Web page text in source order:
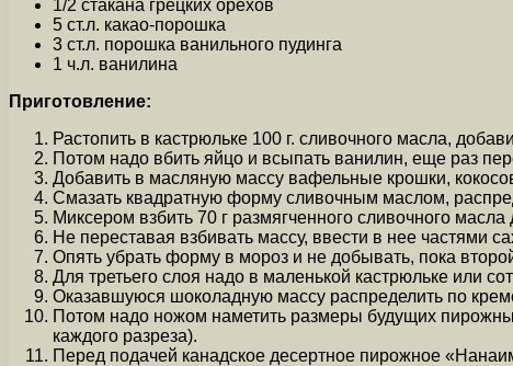
1/2 стакана грецких орехов
5 ст.л. какао-порошка
3 ст.л. порошка ванильного пудинга
1 ч.л. ванилина
Приготовление:
Растопить в кастрюльке 100 г. сливочного масла,
Потом надо вбить яйцо и всыпать ванилин, еще раз
Добавить в масляную массу вафельные крошки,
Смазать квадратную форму сливочным маслом,
Миксером взбить 70 г размягченного сливочного
Не переставая взбивать массу, ввести в нее частями
Опять убрать форму в мороз и не добывать, пока
Для третьего слоя надо в маленькой кастрюльке или
Оказавшуюся шоколадную массу распределить по
Потом надо ножом наметить размеры будущих
каждого разреза).
Перед подачей канадское десертное пирожное